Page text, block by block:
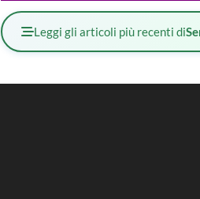
Leggi gli articoli più recenti di